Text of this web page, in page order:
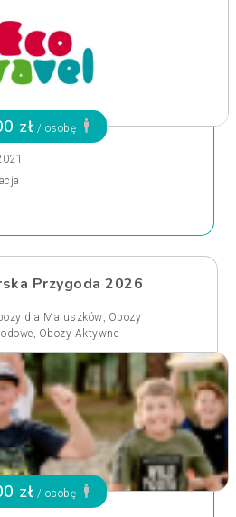
zł / osobę
Przygoda 2026
dla Maluszków, Obozy
, Obozy Aktywne
zł / osobę